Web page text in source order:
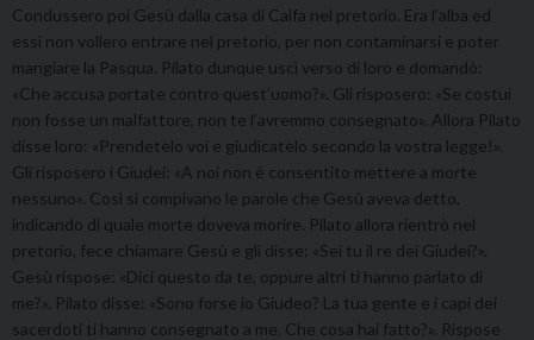
Condussero poi Gesù dalla casa di Caifa nel pretorio. Era l’alba ed
essi non vollero entrare nel pretorio, per non contaminarsi e poter
mangiare la Pasqua. Pilato dunque uscì verso di loro e domandò:
«Che accusa portate contro quest’uomo?». Gli risposero: «Se costui
non fosse un malfattore, non te l’avremmo consegnato». Allora Pilato
disse loro: «Prendetelo voi e giudicatelo secondo la vostra legge!».
Gli risposero i Giudei: «A noi non è consentito mettere a morte
nessuno». Così si compivano le parole che Gesù aveva detto,
indicando di quale morte doveva morire. Pilato allora rientrò nel
pretorio, fece chiamare Gesù e gli disse: «Sei tu il re dei Giudei?».
Gesù rispose: «Dici questo da te, oppure altri ti hanno parlato di
me?». Pilato disse: «Sono forse io Giudeo? La tua gente e i capi dei
sacerdoti ti hanno consegnato a me. Che cosa hai fatto?». Rispose